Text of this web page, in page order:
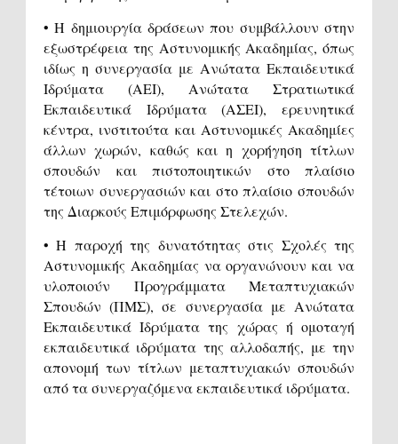
• H δημιουργία δράσεων που συμβάλλουν στην
εξωστρέφεια της Αστυνομικής Ακαδημίας, όπως
ιδίως η συνεργασία με Ανώτατα Εκπαιδευτικά
Ιδρύματα (ΑΕΙ), Ανώτατα Στρατιωτικά
Εκπαιδευτικά Ιδρύματα (ΑΣΕΙ), ερευνητικά
κέντρα, ινστιτούτα και Αστυνομικές Ακαδημίες
άλλων χωρών, καθώς και η χορήγηση τίτλων
σπουδών και πιστοποιητικών στο πλαίσιο
τέτοιων συνεργασιών και στο πλαίσιο σπουδών
της Διαρκούς Επιμόρφωσης Στελεχών.
• Η παροχή της δυνατότητας στις Σχολές της
Αστυνομικής Ακαδημίας να οργανώνουν και να
υλοποιούν Προγράμματα Μεταπτυχιακών
Σπουδών (ΠΜΣ), σε συνεργασία με Ανώτατα
Εκπαιδευτικά Ιδρύματα της χώρας ή ομοταγή
εκπαιδευτικά ιδρύματα της αλλοδαπής, με την
απονομή των τίτλων μεταπτυχιακών σπουδών
από τα συνεργαζόμενα εκπαιδευτικά ιδρύματα.